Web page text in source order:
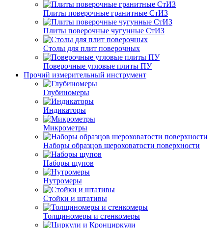
Плиты поверочные гранитные СтИЗ
Плиты поверочные чугунные СтИЗ
Столы для плит поверочных
Поверочные угловые плиты ПУ
Прочий измерительный инструмент
Глубиномеры
Индикаторы
Микрометры
Наборы образцов шероховатости поверхности
Наборы щупов
Нутромеры
Стойки и штативы
Толщиномеры и стенкомеры